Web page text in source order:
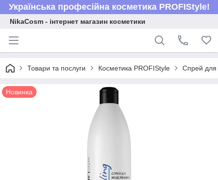
Українська професійна косметика PROFIStyle!
NikaCosm - інтернет магазин косметики
Товари та послуги Косметика PROFIStyle Спрей для
Новинка